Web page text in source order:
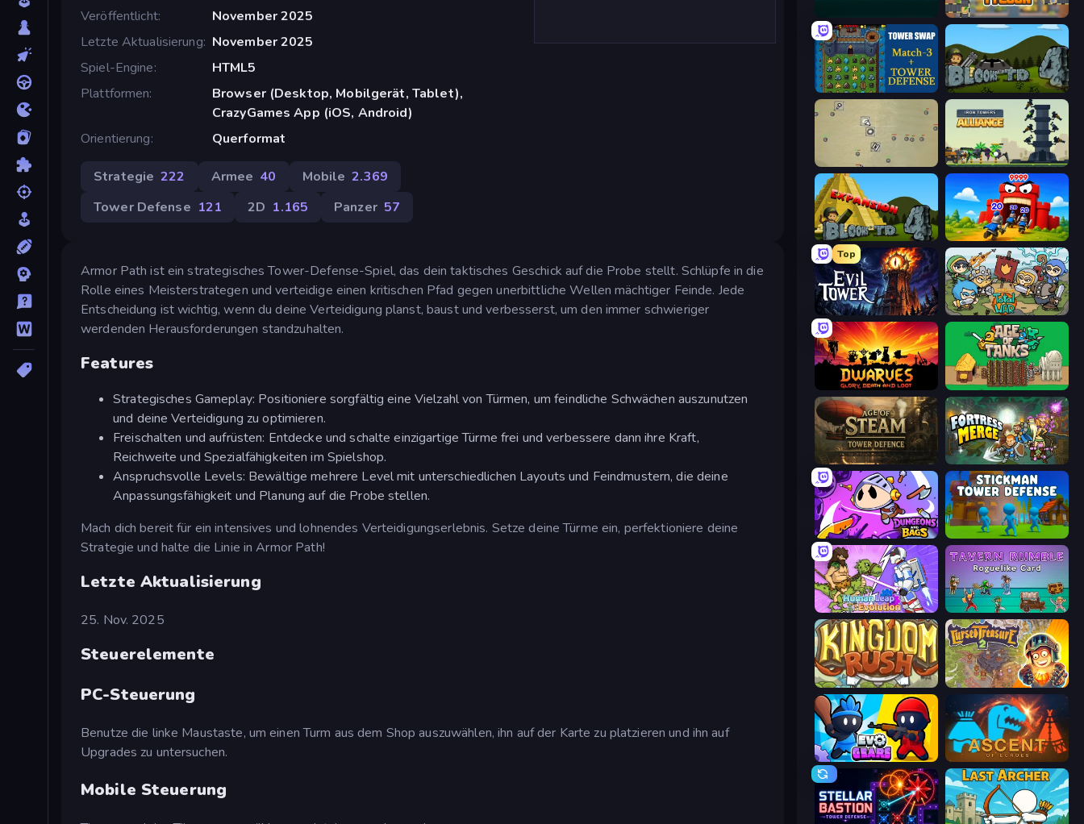
Veröffentlicht
November 2025
Letzte Aktualisierung November 2025
Spiel-Engine
HTML5
Plattformen
Browser (Desktop, Mobilgerät, Tablet),
CrazyGames App (iOS, Android)
Orientierung
Querformat
Strategie 222 Armee 40 Mobile 2.369
Tower Defense 121 2D 1.165 Panzer 57
Armor Path ist ein strategisches Tower-Defense-Spiel, das dein taktisches Geschick auf die Probe stellt. Schlüpfe in die
Rolle eines Meisterstrategen und verteidige einen kritischen Pfad gegen unerbittliche Wellen mächtiger Feinde. Jede
Entscheidung ist wichtig, wenn du deine Verteidigung planst, baust und verbesserst, um den immer schwieriger
werdenden Herausforderungen standzuhalten.
Features
Strategisches Gameplay: Positioniere sorgfältig eine Vielzahl von Türmen, um feindliche Schwächen auszunutzen
und deine Verteidigung zu optimieren.
Freischalten und aufrüsten: Entdecke und schalte einzigartige Türme frei und verbessere dann ihre Kraft,
Reichweite und Spezialfähigkeiten im Spielshop.
Anspruchsvolle Levels: Bewältige mehrere Level mit unterschiedlichen Layouts und Feindmustern, die deine
Anpassungsfähigkeit und Planung auf die Probe stellen.
Mach dich bereit für ein intensives und lohnendes Verteidigungserlebnis. Setze deine Türme ein, perfektioniere deine
Strategie und halte die Linie in Armor Path!
Letzte Aktualisierung
25. Nov. 2025
Steuerelemente
PC-Steuerung
Benutze die linke Maustaste, um einen Turm aus dem Shop auszuwählen, ihn auf der Karte zu platzieren und ihn auf
Upgrades zu untersuchen.
Mobile Steuerung
Leek Factory Tycoon
Tower Swap Bloons Tower Defense 4
Desktop Tower Defense Iron Towers Alliance
Bloons Tower Defense 4 Expansion TimeWarriors
Top
Evil Tower Raid Heroes: Total War
Age of Tanks Warriors: TD War
Fortress Merge
Dungeons and Bags
Human Leap: Evolution Tavern Rumble: Roguelike Card
Kingdom Rush Cursed Treasure 2
Evo Gears Ascent of Echoes